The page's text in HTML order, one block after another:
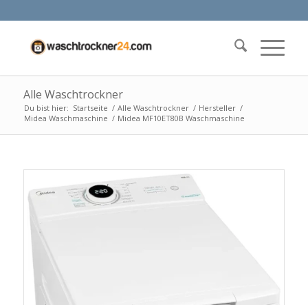
Alle Waschtrockner
Du bist hier: Startseite / Alle Waschtrockner / Hersteller /
Midea Waschmaschine / Midea MF10ET80B Waschmaschine